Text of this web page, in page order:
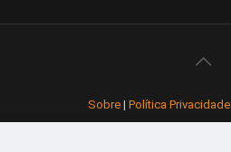
Sobre | Política Privacidade